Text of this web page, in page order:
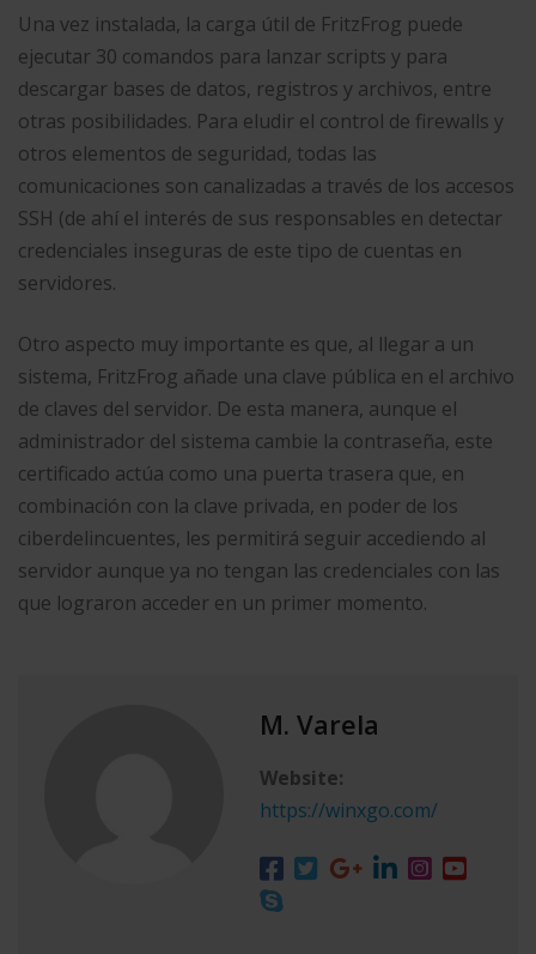
Una vez instalada, la carga útil de FritzFrog puede
ejecutar 30 comandos para lanzar scripts y para
descargar bases de datos, registros y archivos, entre
otras posibilidades. Para eludir el control de firewalls y
otros elementos de seguridad, todas las
comunicaciones son canalizadas a través de los accesos
SSH (de ahí el interés de sus responsables en detectar
credenciales inseguras de este tipo de cuentas en
servidores.
Otro aspecto muy importante es que, al llegar a un
sistema, FritzFrog añade una clave pública en el archivo
de claves del servidor. De esta manera, aunque el
administrador del sistema cambie la contraseña, este
certificado actúa como una puerta trasera que, en
combinación con la clave privada, en poder de los
ciberdelincuentes, les permitirá seguir accediendo al
servidor aunque ya no tengan las credenciales con las
que lograron acceder en un primer momento.
M. Varela
Website:
https://winxgo.com/